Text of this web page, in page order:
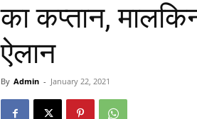
का कप्तान,
ऐलान
By Admin - January 22, 2021